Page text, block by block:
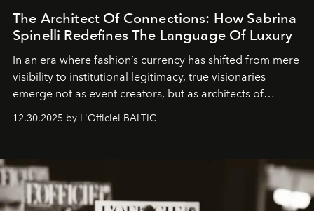
The Architect Of Connections: How Sabrina
Spinelli Redefines The Language Of Luxury
In an era where fashion’s currency has shifted from mere
visibility to institutional legitimacy, true visionaries
emerge not as event creators, but as architects of
brand strategist with three decades of mastery in luxury,
framework where creativity, commerce, and culture
converge with surgical precision.
12.30.2025 by L'Officiel BALTIC